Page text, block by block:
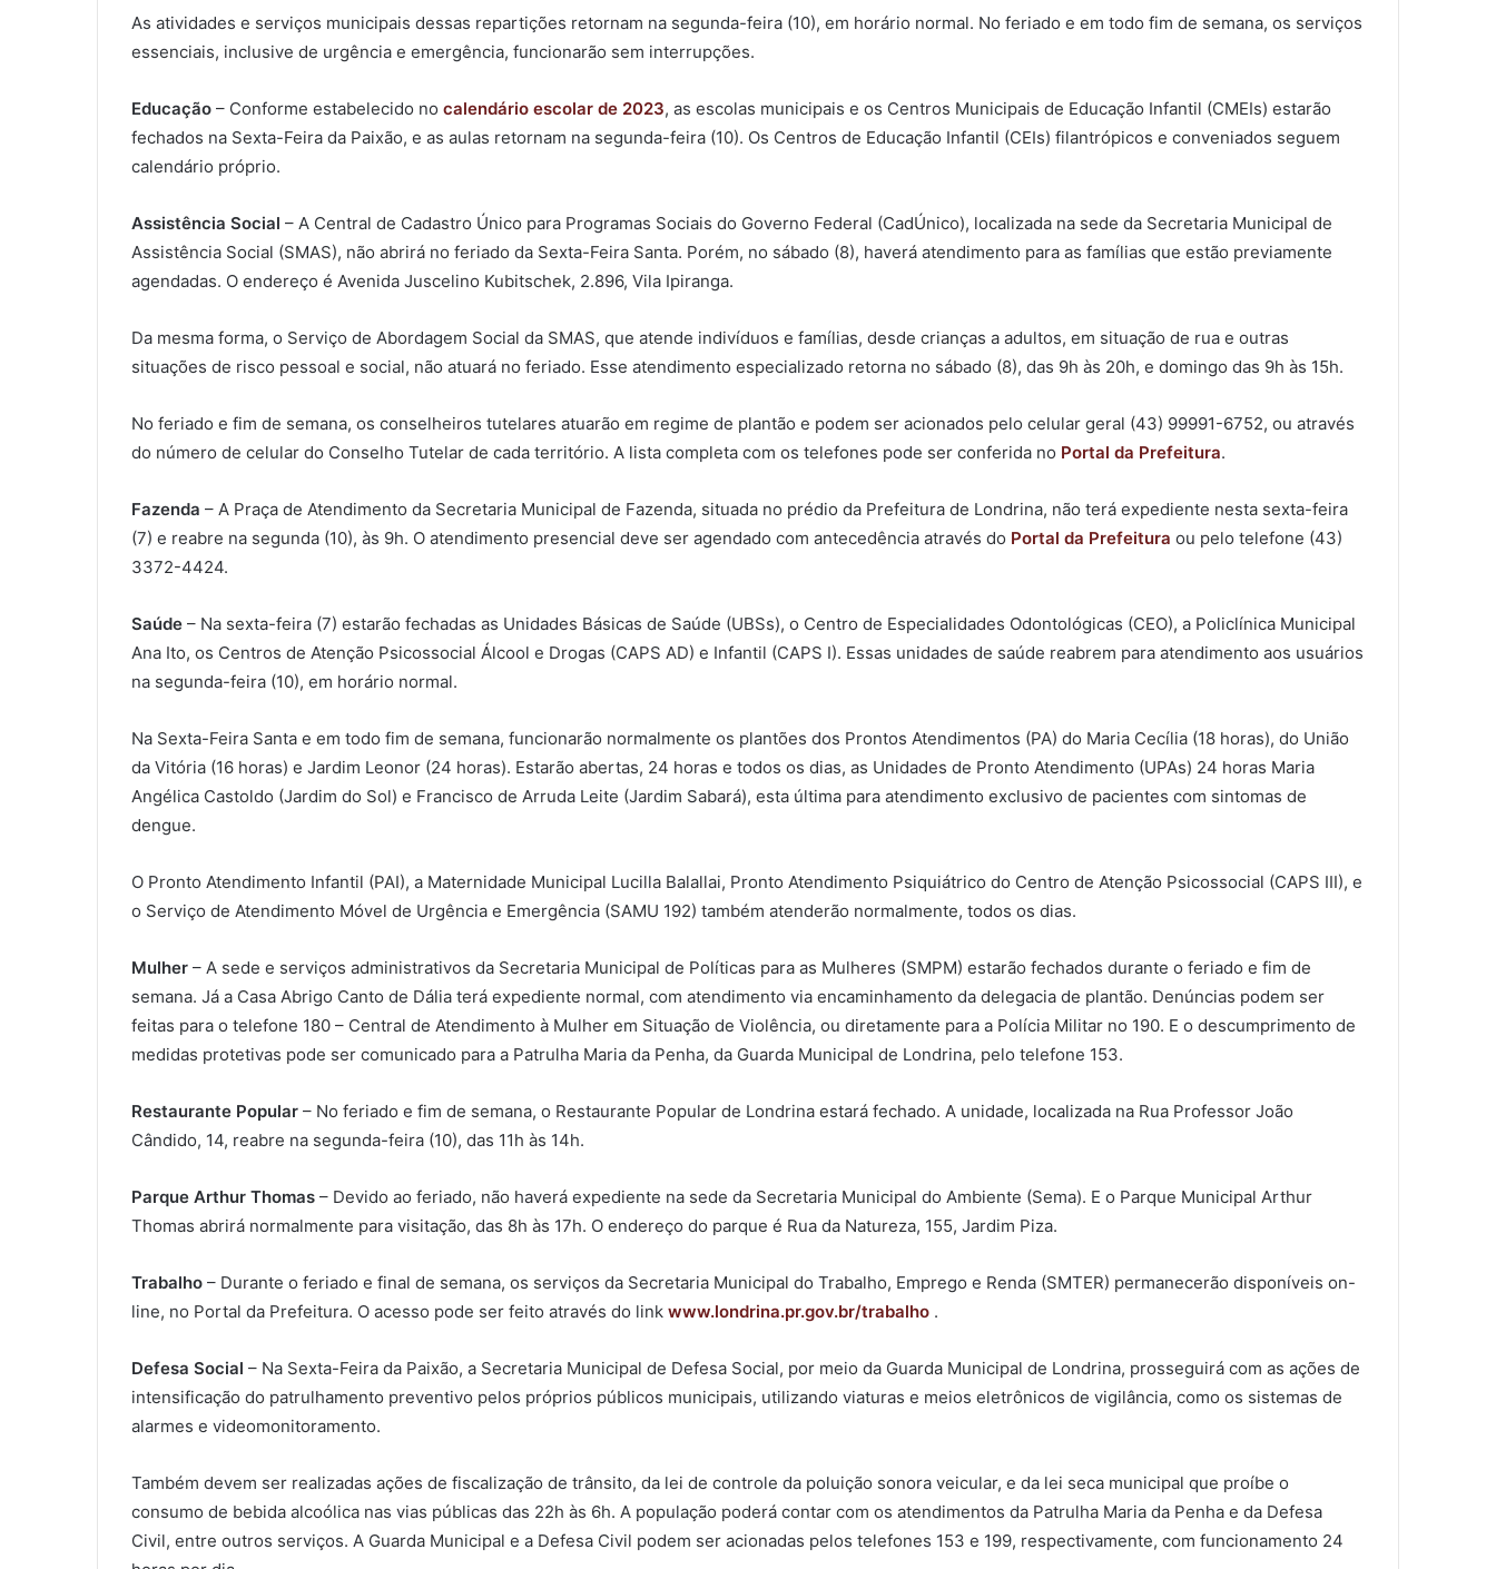
As atividades e serviços municipais dessas repartições retornam na segunda-feira (10), em horário normal. No feriado e em todo fim de semana, os serviços
essenciais, inclusive de urgência e emergência, funcionarão sem interrupções.
Educação – Conforme estabelecido no calendário escolar de 2023, as escolas municipais e os Centros Municipais de Educação Infantil (CMEIs) estarão
fechados na Sexta-Feira da Paixão, e as aulas retornam na segunda-feira (10). Os Centros de Educação Infantil (CEIs) filantrópicos e conveniados seguem
calendário próprio.
Assistência Social – A Central de Cadastro Único para Programas Sociais do Governo Federal (CadÚnico), localizada na sede da Secretaria Municipal de
Assistência Social (SMAS), não abrirá no feriado da Sexta-Feira Santa. Porém, no sábado (8), haverá atendimento para as famílias que estão previamente
agendadas. O endereço é Avenida Juscelino Kubitschek, 2.896, Vila Ipiranga.
Da mesma forma, o Serviço de Abordagem Social da SMAS, que atende indivíduos e famílias, desde crianças a adultos, em situação de rua e outras
situações de risco pessoal e social, não atuará no feriado. Esse atendimento especializado retorna no sábado (8), das 9h às 20h, e domingo das 9h às 15h.
No feriado e fim de semana, os conselheiros tutelares atuarão em regime de plantão e podem ser acionados pelo celular geral (43) 99991-6752, ou através
do número de celular do Conselho Tutelar de cada território. A lista completa com os telefones pode ser conferida no Portal da Prefeitura.
Fazenda – A Praça de Atendimento da Secretaria Municipal de Fazenda, situada no prédio da Prefeitura de Londrina, não terá expediente nesta sexta-feira
(7) e reabre na segunda (10), às 9h. O atendimento presencial deve ser agendado com antecedência através do Portal da Prefeitura ou pelo telefone (43)
3372-4424.
Saúde – Na sexta-feira (7) estarão fechadas as Unidades Básicas de Saúde (UBSs), o Centro de Especialidades Odontológicas (CEO), a Policlínica Municipal
Ana Ito, os Centros de Atenção Psicossocial Álcool e Drogas (CAPS AD) e Infantil (CAPS I). Essas unidades de saúde reabrem para atendimento aos usuários
na segunda-feira (10), em horário normal.
Na Sexta-Feira Santa e em todo fim de semana, funcionarão normalmente os plantões dos Prontos Atendimentos (PA) do Maria Cecília (18 horas), do União
da Vitória (16 horas) e Jardim Leonor (24 horas). Estarão abertas, 24 horas e todos os dias, as Unidades de Pronto Atendimento (UPAs) 24 horas Maria
Angélica Castoldo (Jardim do Sol) e Francisco de Arruda Leite (Jardim Sabará), esta última para atendimento exclusivo de pacientes com sintomas de
dengue.
O Pronto Atendimento Infantil (PAI), a Maternidade Municipal Lucilla Balallai, Pronto Atendimento Psiquiátrico do Centro de Atenção Psicossocial (CAPS III), e
o Serviço de Atendimento Móvel de Urgência e Emergência (SAMU 192) também atenderão normalmente, todos os dias.
Mulher – A sede e serviços administrativos da Secretaria Municipal de Políticas para as Mulheres (SMPM) estarão fechados durante o feriado e fim de
semana. Já a Casa Abrigo Canto de Dália terá expediente normal, com atendimento via encaminhamento da delegacia de plantão. Denúncias podem ser
feitas para o telefone 180 – Central de Atendimento à Mulher em Situação de Violência, ou diretamente para a Polícia Militar no 190. E o descumprimento de
medidas protetivas pode ser comunicado para a Patrulha Maria da Penha, da Guarda Municipal de Londrina, pelo telefone 153.
Restaurante Popular – No feriado e fim de semana, o Restaurante Popular de Londrina estará fechado. A unidade, localizada na Rua Professor João
Cândido, 14, reabre na segunda-feira (10), das 11h às 14h.
Parque Arthur Thomas – Devido ao feriado, não haverá expediente na sede da Secretaria Municipal do Ambiente (Sema). E o Parque Municipal Arthur
Thomas abrirá normalmente para visitação, das 8h às 17h. O endereço do parque é Rua da Natureza, 155, Jardim Piza.
Trabalho – Durante o feriado e final de semana, os serviços da Secretaria Municipal do Trabalho, Emprego e Renda (SMTER) permanecerão disponíveis on-
line, no Portal da Prefeitura. O acesso pode ser feito através do link www.londrina.pr.gov.br/trabalho .
Defesa Social – Na Sexta-Feira da Paixão, a Secretaria Municipal de Defesa Social, por meio da Guarda Municipal de Londrina, prosseguirá com as ações de
intensificação do patrulhamento preventivo pelos próprios públicos municipais, utilizando viaturas e meios eletrônicos de vigilância, como os sistemas de
alarmes e videomonitoramento.
Também devem ser realizadas ações de fiscalização de trânsito, da lei de controle da poluição sonora veicular, e da lei seca municipal que proíbe o
consumo de bebida alcoólica nas vias públicas das 22h às 6h. A população poderá contar com os atendimentos da Patrulha Maria da Penha e da Defesa
Civil, entre outros serviços. A Guarda Municipal e a Defesa Civil podem ser acionadas pelos telefones 153 e 199, respectivamente, com funcionamento 24